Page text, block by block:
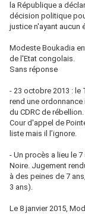
la République a
décision politique
justice n'ayant aucun
Modeste Boukadia
de l'Etat congolais.
Sans réponse
- 23 octobre 2013 : le
rend une
du CDRC de
Cour d'appel de
liste mais il l’ignore.
- Un procès a lieu le
Noire. Jugement
à des peines de 7
3 ans).
Le 8 janvier 2015,